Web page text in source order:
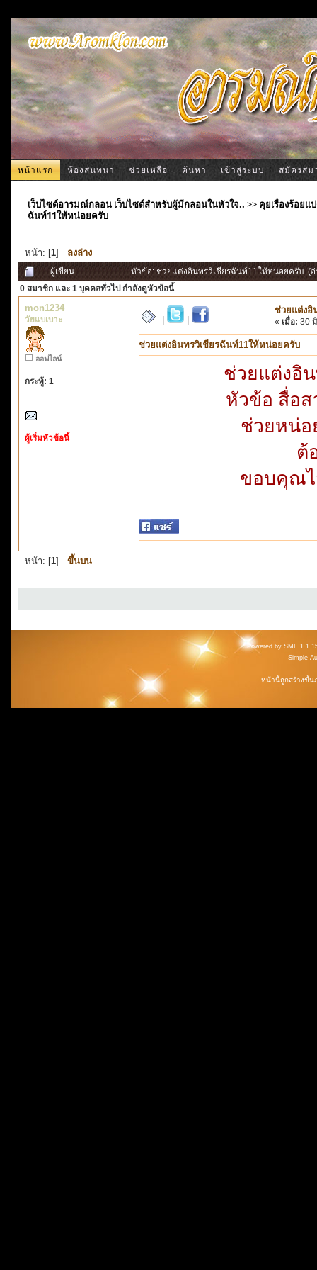
หน้าแรก ห้องสนทนา ช่วยเหลือ ค้นหา เข้าสู่ระบบ สมัครสม
เว็บไซต์อารมณ์กลอน เว็บไซต์สำหรับผู้มีกลอนในหัวใจ.. >> คุยเรื่องร้อย
ฉันท์11ให้หน่อยครับ
หน้า: [1] ลงล่าง
ผู้เขียน
หัวข้อ: ช่วยแต่งอินทรวิเชียรฉันท์11ให้หน่อยครับ (อ่
0 สมาชิก และ 1 บุคคลทั่วไป กำลังดูหัวข้อนี้
mon1234
วัยแบเบาะ
ออฟไลน์
กระทู้: 1
ผู้เริ่มหัวข้อนี้
ช่วยแต่งอิ
« เมื่อ: 30
ช่วยแต่งอินทรวิเชียรฉันท์11ให้หน่อยครับ
ช่วยแต่งอิ
หัวข้อ สื่อส
ช่วยหน่อ
ต้
ขอบคุณ
หน้า: [1] ขึ้นบน
Powered by SMF
Simple
หน้านี้ถูกสร้างขึ้น